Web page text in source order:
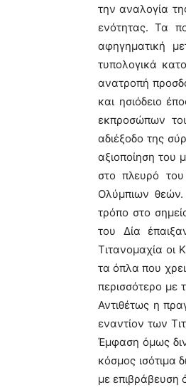
την αναλογία
ενότητας. Τα
αφηγηματική
τυπολογικά
ανατροπή
και ησιόδειο
εκπροσώπων
αδιέξοδο της
αξιοποίηση του
στο πλευρό
Ολύμπιων θεών.
τρόπο στο
του Δία
Τιτανομαχία οι
τα όπλα που
περισσότερο με
Αντιθέτως η
εναντίον των
Έμφαση όμως
κόσμος ισότιμα
με επιβράβευση